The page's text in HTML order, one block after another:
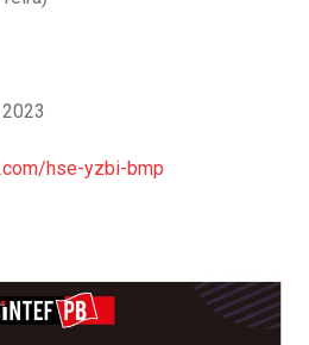
hse-yzbi-bmp